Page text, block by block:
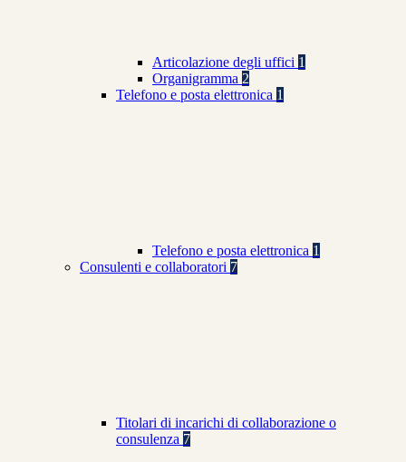
Articolazione degli uffici 1
Organigramma 2
Telefono e posta elettronica 1
Telefono e posta elettronica 1
Consulenti e collaboratori 7
Titolari di incarichi di collaborazione o
consulenza 7